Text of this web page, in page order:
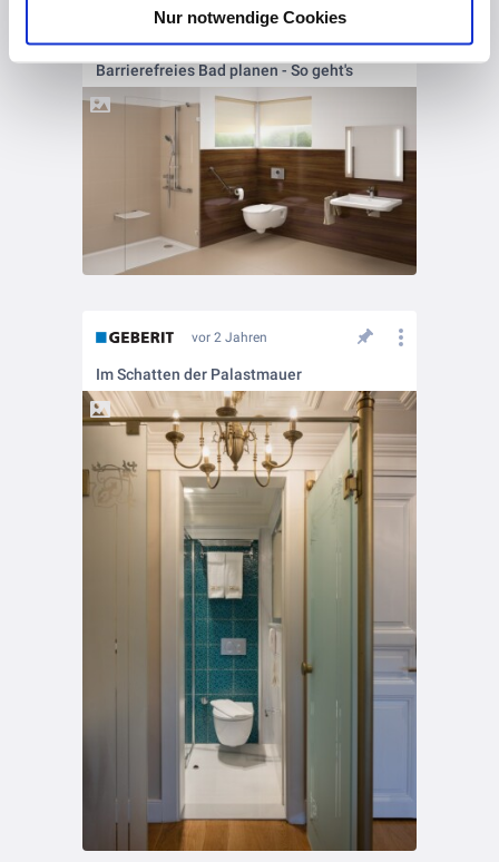
Nur notwendige Cookies
Barrierefreies Bad planen - So geht's
vor 2 Jahren
Im Schatten der Palastmauer